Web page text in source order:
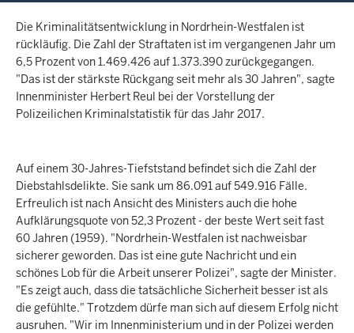
Die Kriminalitätsentwicklung in Nordrhein-Westfalen ist
rückläufig. Die Zahl der Straftaten ist im vergangenen Jahr um
6,5 Prozent von 1.469.426 auf 1.373.390 zurückgegangen.
"Das ist der stärkste Rückgang seit mehr als 30 Jahren", sagte
Innenminister Herbert Reul bei der Vorstellung der
Polizeilichen Kriminalstatistik für das Jahr 2017.
Auf einem 30-Jahres-Tiefststand befindet sich die Zahl der
Diebstahlsdelikte. Sie sank um 86.091 auf 549.916 Fälle.
Erfreulich ist nach Ansicht des Ministers auch die hohe
Aufklärungsquote von 52,3 Prozent - der beste Wert seit fast
60 Jahren (1959). "Nordrhein-Westfalen ist nachweisbar
sicherer geworden. Das ist eine gute Nachricht und ein
schönes Lob für die Arbeit unserer Polizei", sagte der Minister.
"Es zeigt auch, dass die tatsächliche Sicherheit besser ist als
die gefühlte." Trotzdem dürfe man sich auf diesem Erfolg nicht
ausruhen. "Wir im Innenministerium und in der Polizei werden